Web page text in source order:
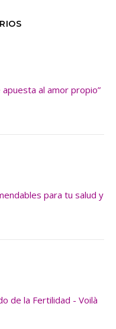
apuesta al amor propio”
para tu salud y
de la Fertilidad - Voilà